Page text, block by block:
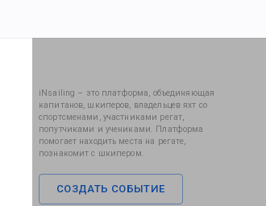
iNsailing – это платформа, объединяющая
капитанов, шкиперов, владельцев яхт со
спортсменами, участниками регат,
попутчиками и учениками. Платформа
помогает находить места на регате,
познакомит с шкипером.
СОЗДАТЬ СОБЫТИЕ